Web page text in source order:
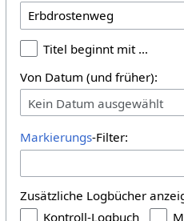
Titel beginnt mit …
Von Datum (und früher):
Kein Datum ausgewählt
Markierungs-Filter:
Zusätzliche Logbücher
Kontroll-Logbuch